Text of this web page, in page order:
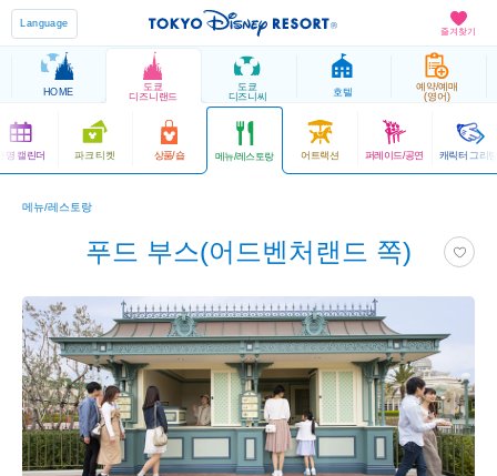
즐겨찾기
Language
HOME
도쿄
디즈니랜드
도쿄
디즈니씨
호텔
예약/예매
(영어)
영 캘린더 파크 티켓 상품/숍 메뉴/레스토랑 어트랙션 퍼레이드/공연 캐릭터 그리팅
메뉴/레스토랑
푸드 부스(어드벤처랜드 쪽)